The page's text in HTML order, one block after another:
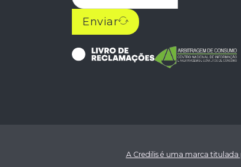
Enviar
A Credilis é uma marca